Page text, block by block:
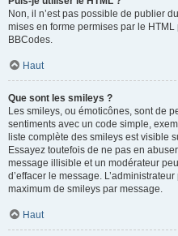
Non, il n’est pas possible de publier
mises en forme permises par le
BBCodes.
Haut
Que sont les smileys ?
Les smileys, ou émoticônes, sont de
sentiments avec un code simple,
liste complète des smileys est visible
Essayez toutefois de ne pas en
message illisible et un modérateur
d’effacer le message.
maximum de smileys par message.
Haut